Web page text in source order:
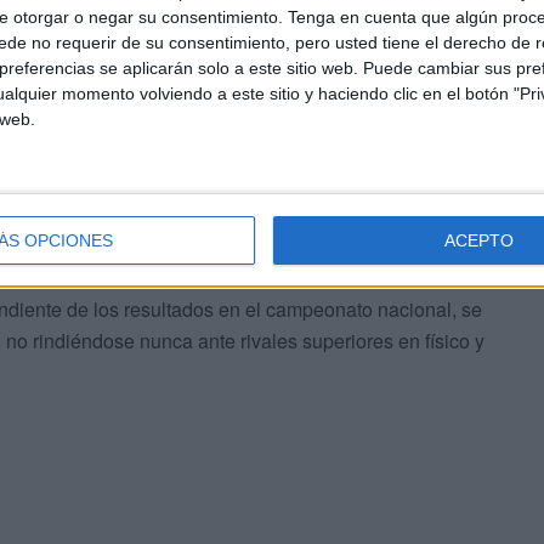
otorgar o negar su consentimiento. Tenga en cuenta que algún
no requerir de su consentimiento, pero usted tiene el derecho de
se aplicarán solo a este sitio web. Puede cambiar sus
momento volviendo a este sitio y haciendo clic en el botón
OPCIONES ACEPTO
Andaluza de baloncesto el “permitirnos jugar
disputan un número mayor de partidos ante
por ello una mejoría en el juego, crecimiento y
Camoens puede optar al Campeonato de España de
actitud de unos jugadores “únicos en su especie es
de los resultados en el campeonato nacional, se
rindiéndose nunca ante rivales superiores en físico y